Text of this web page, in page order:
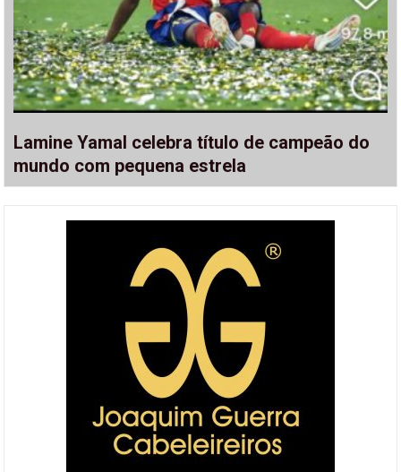
Lamine Yamal celebra título de campeão do
mundo com pequena estrela